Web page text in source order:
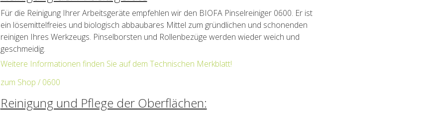
Für die Reinigung Ihrer Arbeitsgeräte empfehlen wir den BIOFA Pinselreiniger 0600. Er ist
ein lösemittelfreies und biologisch abbaubares Mittel zum gründlichen und schonenden
reinigen Ihres Werkzeugs. Pinselborsten und Rollenbezüge werden wieder weich und
geschmeidig.
Weitere Informationen finden Sie auf dem Technischen Merkblatt!
zum Shop / 0600
Reinigung und Pflege der Oberflächen: